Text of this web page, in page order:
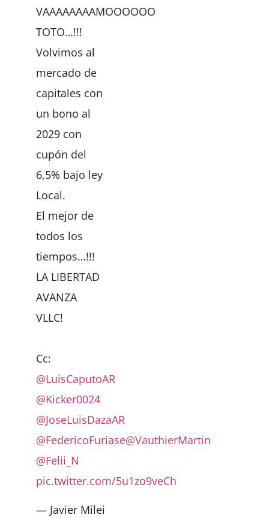
VAAAAAAAAMOOOOOO
TOTO…!!!
Volvimos al
mercado de
capitales con
un bono al
2029 con
cupón del
6,5% bajo ley
Local.
El mejor de
todos los
tiempos…!!!
LA LIBERTAD
AVANZA
VLLC!
Cc:
@LuisCaputoAR
@Kicker0024
@JoseLuisDazaAR
@FedericoFuriase@VauthierMartin
@Felii_N
pic.twitter.com/5u1zo9veCh
— Javier Milei